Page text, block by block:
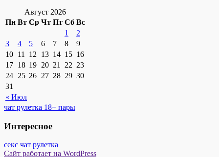
Август 2026
Пн Вт Ср Чт Пт Сб Вс
« Июл
1
2
3
4 5 6 7 8
9
10 11 12 13 14 15 16
17 18 19 20 21 22 23
24 25 26 27 28 29 30
31
чат рулетка 18+ пары
Интересное
секс чат рулетка
Сайт работает на WordPress